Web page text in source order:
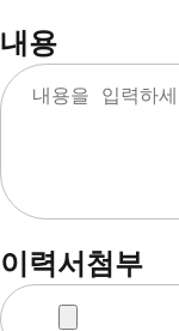
내용
이력서첨부